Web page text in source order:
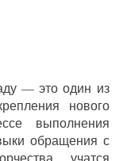
— это один из
нового
выполнения
обращения с
учатся